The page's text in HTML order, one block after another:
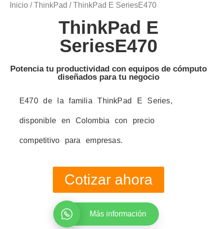
Inicio /ThinkPad / ThinkPad E SeriesE470
ThinkPad E
SeriesE470
Potencia tu productividad con equipos de cómputo
diseñados para tu negocio
E470 de la familia ThinkPad E Series,
disponible en Colombia con precio
competitivo para empresas.
Cotizar ahora
Más información